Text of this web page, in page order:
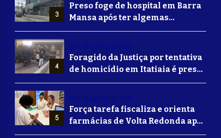
3
Preso foge de hospital em Barra
Mansa após ter algemas
retiradas para usar banheiro
4
Foragido da Justiça por tentativa
de homicídio em Itatiaia é preso
em Volta Redonda
5
Força tarefa fiscaliza e orienta
farmácias de Volta Redonda após
alerta de falsificação de